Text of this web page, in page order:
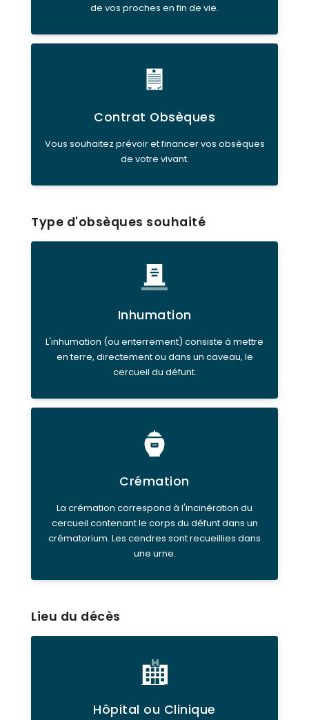
de vos proches en fin de vie.
Contrat Obsèques
Vous souhaitez prévoir et financer vos obsèques
de votre vivant.
Type d'obsèques souhaité
Inhumation
L'inhumation (ou enterrement) consiste à mettre
en terre, directement ou dans un caveau, le
cercueil du défunt.
Crémation
La crémation correspond à l'incinération du
cercueil contenant le corps du défunt dans un
crématorium. Les cendres sont recueillies dans
une urne.
Lieu du décès
Hôpital ou Clinique